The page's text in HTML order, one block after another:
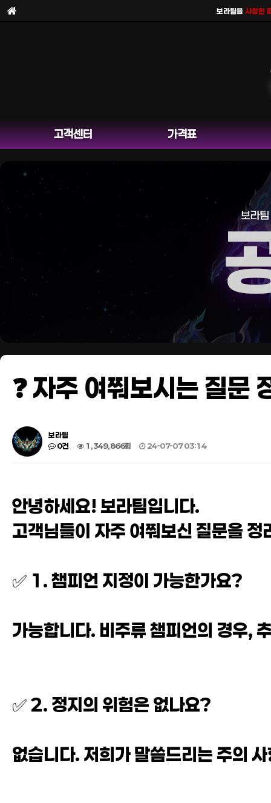
보라팀을사칭한 피해
고객센터 가격표
❓ 자주 여쭤보시는 질문
보라팀
0건
1,349,866회 24-07-07 03:14
안녕하세요! 보라팀입니다.
고객님들이 자주 여쭤보신 질문을
✅ 1. 챔피언 지정이 가능한가요?
가능합니다. 비주류 챔피언의 경우,
✅ 2. 정지의 위험은 없나요?
없습니다. 저희가 말씀드리는 주의